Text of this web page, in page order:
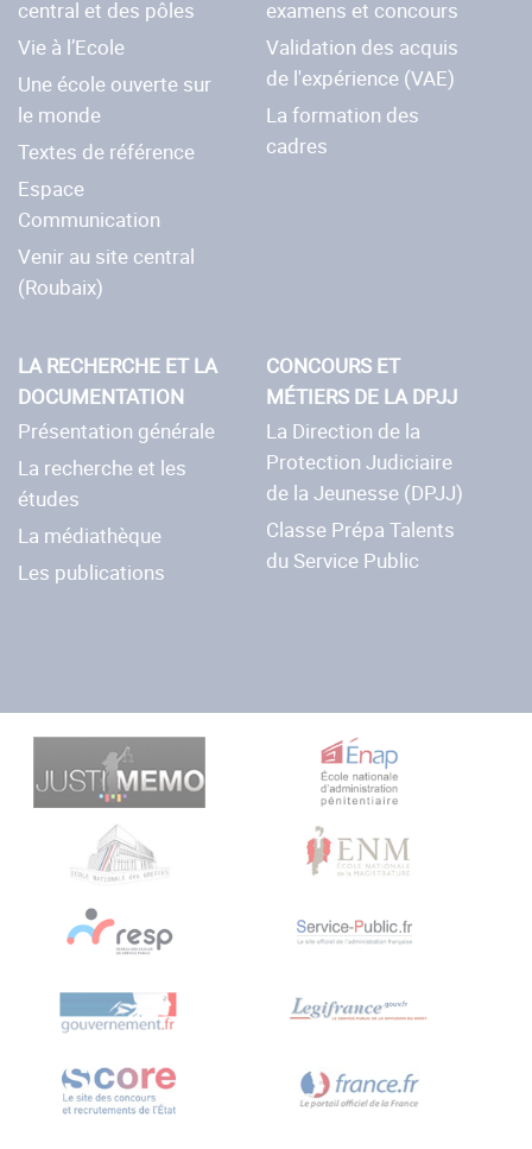
central et des pôles
Vie à l’Ecole
Une école ouverte sur
le monde
Textes de référence
Espace
Communication
Venir au site central
(Roubaix)
examens et concours
Validation des acquis
de l'expérience (VAE)
La formation des
cadres
LA RECHERCHE ET LA
DOCUMENTATION
Présentation générale
La recherche et les
études
La médiathèque
Les publications
CONCOURS ET
MÉTIERS DE LA DPJJ
La Direction de la
Protection Judiciaire
de la Jeunesse (DPJJ)
Classe Prépa Talents
du Service Public